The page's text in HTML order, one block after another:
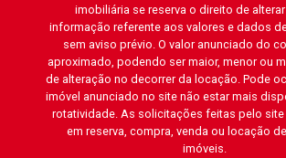
imobiliária se reserva o direito de
informação referente aos valores e dados
sem aviso prévio. O valor anunciado do
aproximado, podendo ser maior, menor ou
de alteração no decorrer da locação. Pode
imóvel anunciado no site não estar mais
rotatividade. As solicitações feitas pelo
em reserva, compra, venda ou locação
imóveis.